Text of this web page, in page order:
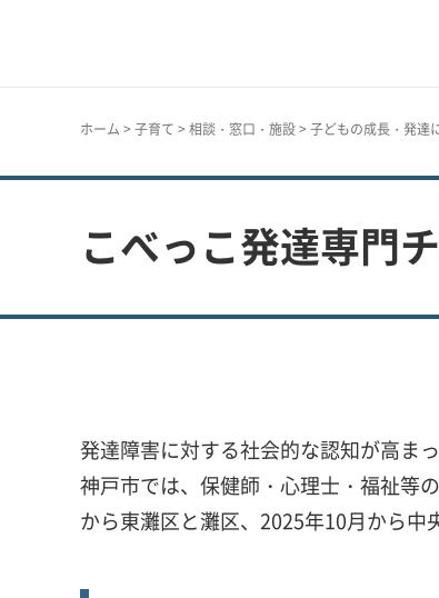
ホーム > 子育て > 相談・窓口・施設> 子どもの成長・発達
こべっこ発達専門
発達障害に対する社会的な認知が高ま
神戸市では、保健師・心理士・福祉等
から東灘区と灘区、2025年10月から中